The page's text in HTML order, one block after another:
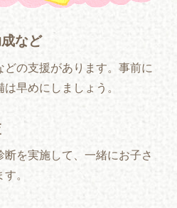
など
どの支援があります。事前に
早めにしましょう。
断を実施して、一緒にお子さ
。